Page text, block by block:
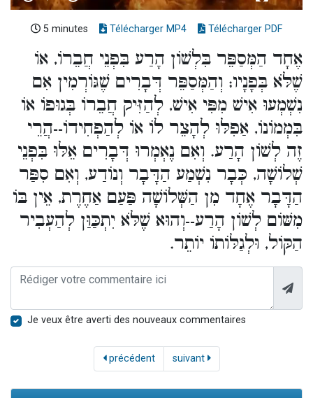
5 minutes Télécharger MP4 Télécharger PDF
אֶחָד הַמְּסַפֵּר בִּלְשׁוֹן הָרַע בִּפְנֵי חֲבֵרוֹ, אוֹ
שֶׁלֹּא בְּפָנָיו; וְהַמְּסַפֵּר דְּבָרִים שֶׁגּוֹרְמִין אִם
נִשְׁמְעוּ אִישׁ מִפִּי אִישׁ, לְהַזִּיק חֲבֵרוֹ בְּגוּפוֹ אוֹ
בִּמְמוֹנוֹ, אַפִלּוּ לְהָצֵר לוֹ אוֹ לְהַפְחִידוֹ--הֲרֵי
זֶה לְשׁוֹן הָרַע. וְאִם נֶאְמְרוּ דְּבָרִים אֵלּוּ בִּפְנֵי
שְׁלוֹשָׁה, כְּבָר נִשְׁמַע הַדָּבָר וְנוֹדַע, וְאִם סִפַּר
הַדָּבָר אֶחָד מִן הַשְּׁלוֹשָׁה פַּעַם אַחֶרֶת, אֵין בּוֹ
מִשּׁוֹם לְשׁוֹן הָרַע--וְהוּא שֶׁלֹּא יִתְכַּוַּן לְהַעְבִיר
הַקּוֹל, וּלְגַלּוֹתוֹ יוֹתֵר.
Je veux être averti des nouveaux commentaires
précédent suivant